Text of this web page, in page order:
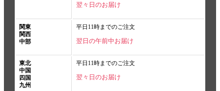
翌々日のお届け
関東
関西
中部
平日11時までのご注文
翌日の午前中お届け
東北
中国
四国
九州
平日11時までのご注文
翌々日のお届け